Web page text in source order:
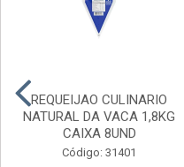
REQUEIJAO CULINARIO
NATURAL DA VACA 1,8KG
CAIXA 8UND
Código: 31401